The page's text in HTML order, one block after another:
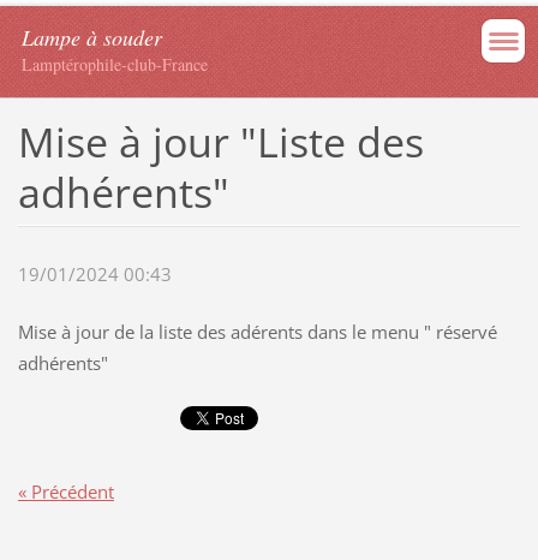
Lampe à souder
Lamptérophile-club-France
Mise à jour "Liste des
adhérents"
19/01/2024 00:43
Mise à jour de la liste des adérents dans le menu " réservé
adhérents"
« Précédent